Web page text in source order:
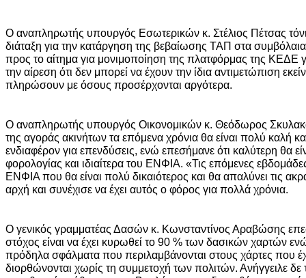
Ο αναπληρωτής υπουργός Εσωτερικών κ. Στέλιος Πέτσας
διάταξη για την κατάργηση της βεβαίωσης ΤΑΠ στα
προς το αίτημα για μονιμοποίηση της πλατφόρμας της ΚΕΔΕ
την αίρεση ότι δεν μπορεί να έχουν την ίδια αντιμετώπιση
πληρώσουν με όσους προσέρχονται αργότερα.
Ο αναπληρωτής υπουργός Οικονομικών κ. Θεόδωρος
της αγοράς ακινήτων τα επόμενα χρόνια θα είναι πολύ καλή
ενδιαφέρον για επενδύσεις, ενώ επεσήμανε ότι καλύτερη θα
φορολογίας και ιδιαίτερα του ΕΝΦΙΑ. «Τις επόμενες
ΕΝΦΙΑ που θα είναι πολύ δικαιότερος και θα απαλύνει τις
αρχή και συνέχισε να έχει αυτός ο φόρος για πολλά χρόνια.
Ο γενικός γραμματέας Δασών κ. Κωνσταντίνος Αραβώσης
στόχος είναι να έχει κυρωθεί το 90 % των δασικών χαρτών
πρόδηλα σφάλματα που περιλαμβάνονται στους χάρτες που
διορθώνονται χωρίς τη συμμετοχή των πολιτών. Ανήγγειλε